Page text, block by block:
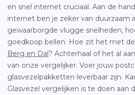
en snel internet cruciaal. Aan de
internet ben je zeker van duurzaam
gewaarborgde vlugge snelheden,
goedkoop bellen. Hoe zit het met
Berg en Dal? Achterhaal of het al
van onze vergelijker. Voer jouw
glasvezelpakketten leverbaar zijn.
Glasvezel vergelijken is te doen aan